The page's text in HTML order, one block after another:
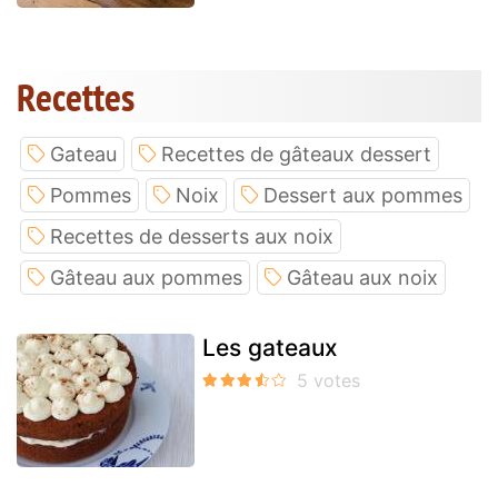
Recettes
Gateau
Recettes de gâteaux dessert
Pommes
Noix
Dessert aux pommes
Recettes de desserts aux noix
Gâteau aux pommes
Gâteau aux noix
Les gateaux